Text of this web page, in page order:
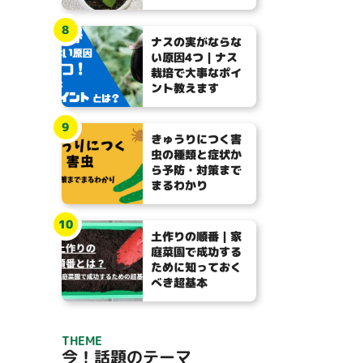
ナスの実がならな
い原因4つ｜ナス
栽培で大事なポイ
ント教えます
8
きゅうりにつく害
虫の種類と症状か
ら予防・対策まで
まるわかり
9
土作りの順番｜家
庭菜園で成功する
ために知っておく
べき超基本
10
THEME
今！話題のテーマ